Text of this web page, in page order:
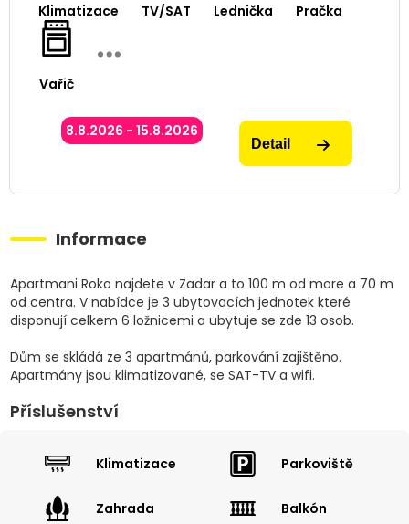
Klimatizace TV/SAT Lednička Pračka
Vařič
8.8.2026 - 15.8.2026
Detail
Informace
Apartmani Roko najdete v Zadar a to 100 m od more a 70 m
od centra. V nabídce je 3 ubytovacích jednotek které
disponují celkem 6 ložnicemi a ubytuje se zde 13 osob.
Dům se skládá ze 3 apartmánů, parkování zajištěno.
Apartmány jsou klimatizované, se SAT-TV a wifi.
Příslušenství
Klimatizace Parkoviště
Zahrada Balkón